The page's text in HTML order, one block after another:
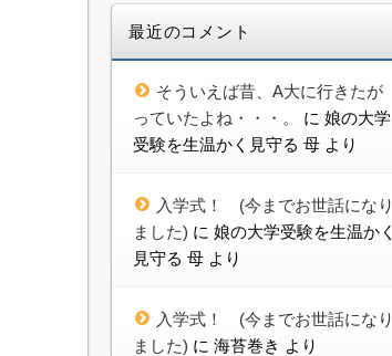
最近のコメント
そういえば昔、A大に行きたが
っていたよね・・・。
に 娘の大学
受験を生温かく見守る 母 より
入学式！ (今までお世話になり
ました) に 娘の大学受験を生温かく
見守る 母 より
入学式！ (今までお世話になり
ました) に 海苔巻き より